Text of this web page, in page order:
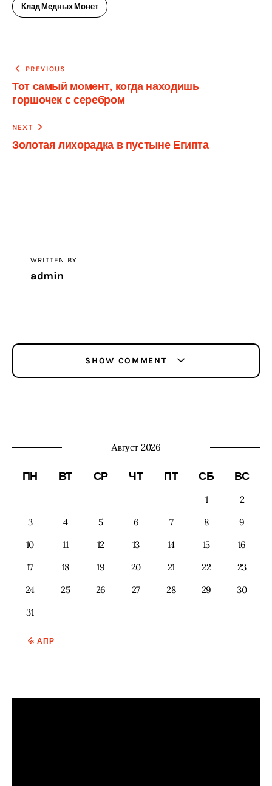
Клад Медных Монет
Навигация
по
записям
PREVIOUS
Тот самый момент, когда находишь
горшочек с серебром
NEXT
Золотая лихорадка в пустыне Египта
WRITTEN BY
admin
SHOW COMMENT
Август 2026
ПН ВТ СР ЧТ ПТ СБ ВС
1
2
3
4 5 6 7 8
9
10
11 12 13 14 15
16
17
18 19 20 21 22
23
24
25 26 27 28 29
30
31
« АПР